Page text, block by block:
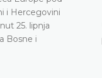
i Hercegovini
25. lipnja
Bosne i